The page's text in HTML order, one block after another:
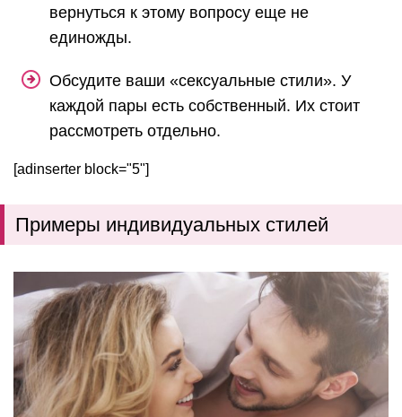
вернуться к этому вопросу еще не
единожды.
Обсудите ваши «сексуальные стили». У
каждой пары есть собственный. Их стоит
рассмотреть отдельно.
[adinserter block="5"]
Примеры индивидуальных стилей